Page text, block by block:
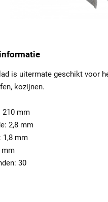
is uitermate geschikt voor
kozijnen.
210 mm
2,8 mm
1,8 mm
mm
30